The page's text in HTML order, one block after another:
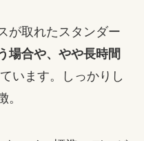
。